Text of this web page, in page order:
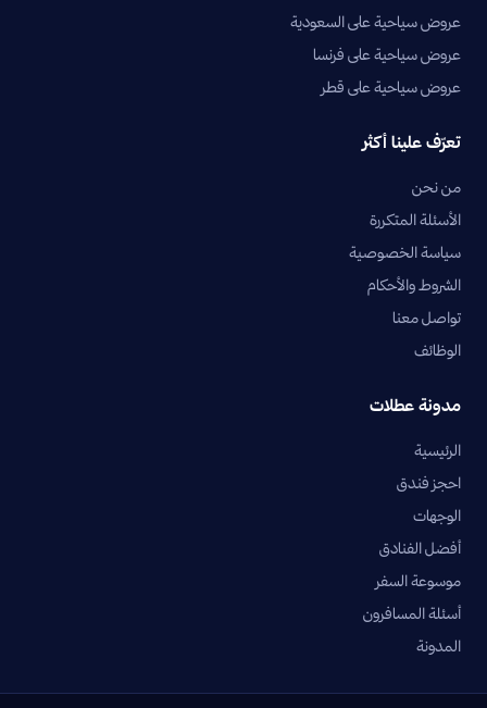
عروض سياحية على السعودية
عروض سياحية على فرنسا
عروض سياحية على قطر
تعرّف علينا أكثر
من نحن
الأسئلة المتكررة
سياسة الخصوصية
الشروط والأحكام
تواصل معنا
الوظائف
مدونة عطلات
الرئيسية
احجز فندق
الوجهات
أفضل الفنادق
موسوعة السفر
أسئلة المسافرون
المدونة